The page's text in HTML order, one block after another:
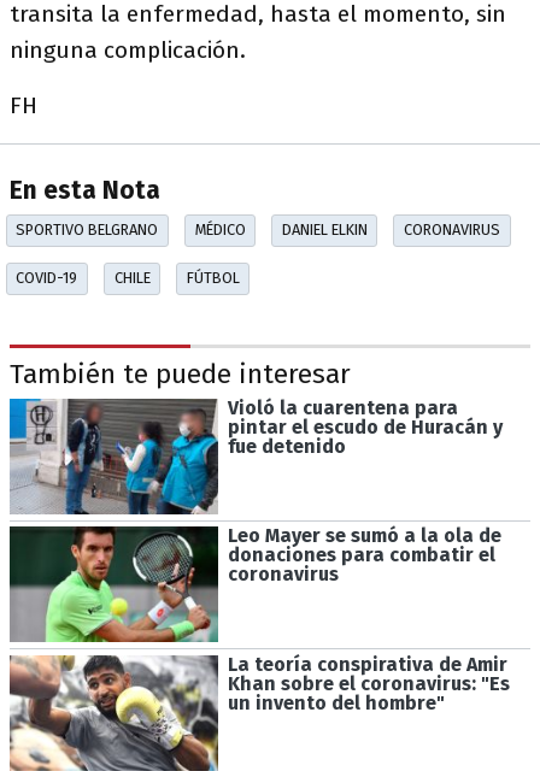
transita la enfermedad, hasta el momento, sin
ninguna complicación.
FH
En esta Nota
SPORTIVO BELGRANO MÉDICO DANIEL ELKIN CORONAVIRUS
COVID-19 CHILE FÚTBOL
También te puede interesar
Violó la cuarentena para
pintar el escudo de Huracán y
fue detenido
Leo Mayer se sumó a la ola de
donaciones para combatir el
coronavirus
La teoría conspirativa de Amir
Khan sobre el coronavirus: "Es
un invento del hombre"